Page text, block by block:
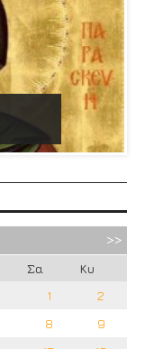
Σα
Κυ
1
2
8
9